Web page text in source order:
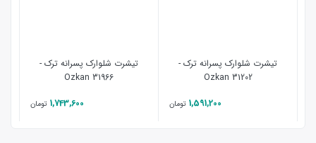
تیشرت شلوارک پسرانه ترک -
31202 Ozkan
1,591,200 تومان
تیشرت شلوارک پسرانه ترک -
Ozkan 31966
1,743,600 تومان